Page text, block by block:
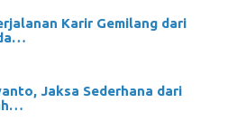
Karir Gemilang dari
Jaksa Sederhana dari